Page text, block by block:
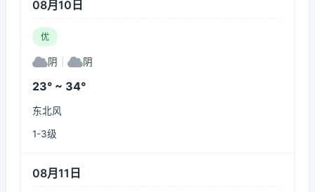
08月10日
优
阴 阴
23° ~ 34°
东北风
1-3级
08月11日